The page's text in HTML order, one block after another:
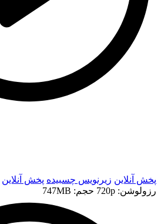
پخش آنلاین زیرنویس چسبیده پخش آنلاین
رزولوشن: 720p
حجم: 747MB